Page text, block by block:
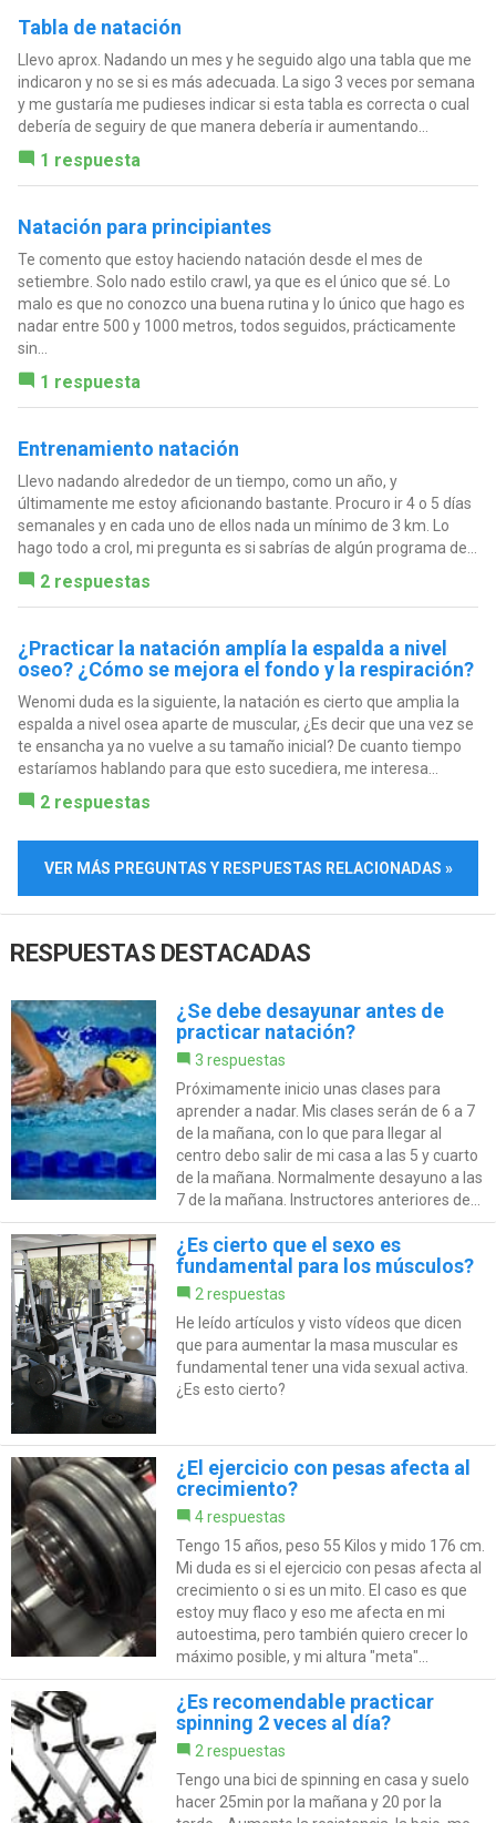
Tabla de natación
Llevo aprox. Nadando un mes y he seguido algo una tabla que me
indicaron y no se si es más adecuada. La sigo 3 veces por semana
y me gustaría me pudieses indicar si esta tabla es correcta o cual
debería de seguiry de que manera debería ir aumentando...
1 respuesta
Natación para principiantes
Te comento que estoy haciendo natación desde el mes de
setiembre. Solo nado estilo crawl, ya que es el único que sé. Lo
malo es que no conozco una buena rutina y lo único que hago es
nadar entre 500 y 1000 metros, todos seguidos, prácticamente
sin...
1 respuesta
Entrenamiento natación
Llevo nadando alrededor de un tiempo, como un año, y
últimamente me estoy aficionando bastante. Procuro ir 4 o 5 días
semanales y en cada uno de ellos nada un mínimo de 3 km. Lo
hago todo a crol, mi pregunta es si sabrías de algún programa de...
2 respuestas
¿Practicar la natación amplía la espalda a nivel
oseo? ¿Cómo se mejora el fondo y la respiración?
Wenomi duda es la siguiente, la natación es cierto que amplia la
espalda a nivel osea aparte de muscular, ¿Es decir que una vez se
te ensancha ya no vuelve a su tamaño inicial? De cuanto tiempo
estaríamos hablando para que esto sucediera, me interesa...
2 respuestas
VER MÁS PREGUNTAS Y RESPUESTAS RELACIONADAS »
RESPUESTAS DESTACADAS
¿Se debe desayunar antes de
practicar natación?
3 respuestas
Próximamente inicio unas clases para
aprender a nadar. Mis clases serán de 6 a 7
de la mañana, con lo que para llegar al
centro debo salir de mi casa a las 5 y cuarto
de la mañana. Normalmente desayuno a las
7 de la mañana. Instructores anteriores de...
¿Es cierto que el sexo es
fundamental para los músculos?
2 respuestas
He leído artículos y visto vídeos que dicen
que para aumentar la masa muscular es
fundamental tener una vida sexual activa.
¿Es esto cierto?
¿El ejercicio con pesas afecta al
crecimiento?
4 respuestas
Tengo 15 años, peso 55 Kilos y mido 176 cm.
Mi duda es si el ejercicio con pesas afecta al
crecimiento o si es un mito. El caso es que
estoy muy flaco y eso me afecta en mi
autoestima, pero también quiero crecer lo
máximo posible, y mi altura "meta"...
¿Es recomendable practicar
spinning 2 veces al día?
2 respuestas
Tengo una bici de spinning en casa y suelo
hacer 25min por la mañana y 20 por la